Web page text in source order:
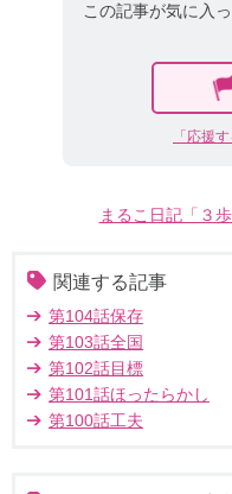
この記事が気に入
「応援
まるこ日記「３
関連する記事
第104話保存
第103話全国
第102話目標
第101話ほったらかし
第100話工夫